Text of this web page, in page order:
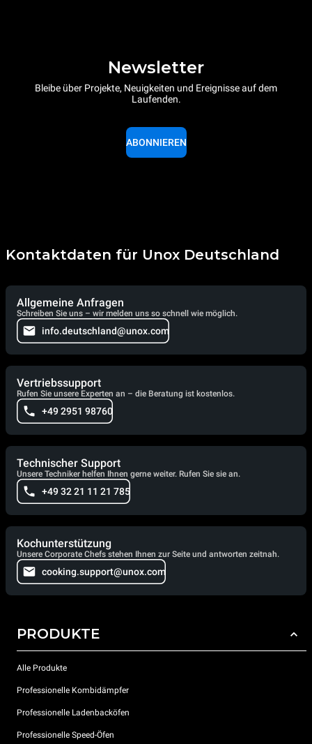
Newsletter
Bleibe über Projekte, Neuigkeiten und Ereignisse auf dem
Laufenden.
ABONNIEREN
Kontaktdaten für Unox Deutschland
Allgemeine Anfragen
Schreiben Sie uns – wir melden uns so schnell wie möglich.
info.deutschland@unox.com
Vertriebssupport
Rufen Sie unsere Experten an – die Beratung ist kostenlos.
+49 2951 98760
Technischer Support
Unsere Techniker helfen Ihnen gerne weiter. Rufen Sie sie an.
+49 32 21 11 21 785
Kochunterstützung
Unsere Corporate Chefs stehen Ihnen zur Seite und antworten zeitnah.
cooking.support@unox.com
PRODUKTE
Alle Produkte
Professionelle Kombidämpfer
Professionelle Ladenbacköfen
Professionelle Speed-Öfen